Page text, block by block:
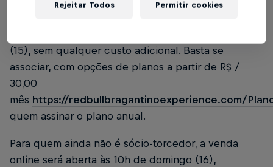
(15), sem qualquer custo adicional. Basta se
associar, com opções de planos a partir de R$ /
30,00
mês https://redbullbragantinoexperience.com/
quem assinar o plano anual.
Para quem ainda não é sócio-torcedor, a venda
online será aberta às 10h de domingo (16),
Rejeitar Todos Permitir cookies